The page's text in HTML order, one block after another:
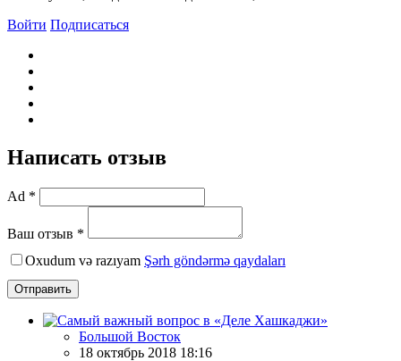
Войти Подписаться
Написать отзыв
Ad *
Ваш отзыв *
Oxudum və razıyam Şərh göndərmə qaydaları
Отправить
Большой Восток
18 октябрь 2018 18:16